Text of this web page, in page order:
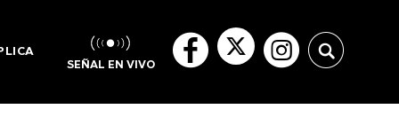
SEÑAL EN VIVO